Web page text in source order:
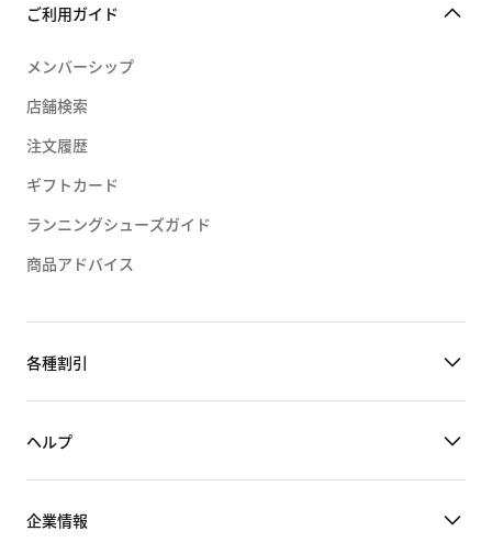
ご利用ガイド
メンバーシップ
店舗検索
注文履歴
ギフトカード
ランニングシューズガイド
商品アドバイス
各種割引
ヘルプ
企業情報